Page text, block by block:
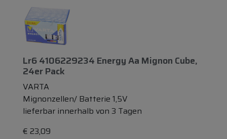
Lr6 4106229234 Energy Aa Mignon Cube,
24er Pack
VARTA
Mignonzellen/ Batterie 1,5V
lieferbar innerhalb von 3 Tagen
€ 23,09